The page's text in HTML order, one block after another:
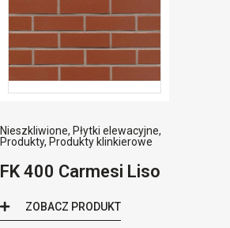
Nieszkliwione, Płytki elewacyjne,
Produkty, Produkty klinkierowe
FK 400 Carmesi Liso
ZOBACZ PRODUKT